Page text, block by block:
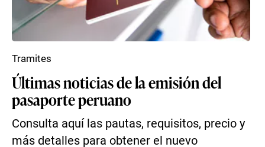
Últimas noticias de la emisión del
pasaporte peruano
Consulta aquí las pautas, requisitos, precio y
más detalles para obtener el nuevo
Tramites